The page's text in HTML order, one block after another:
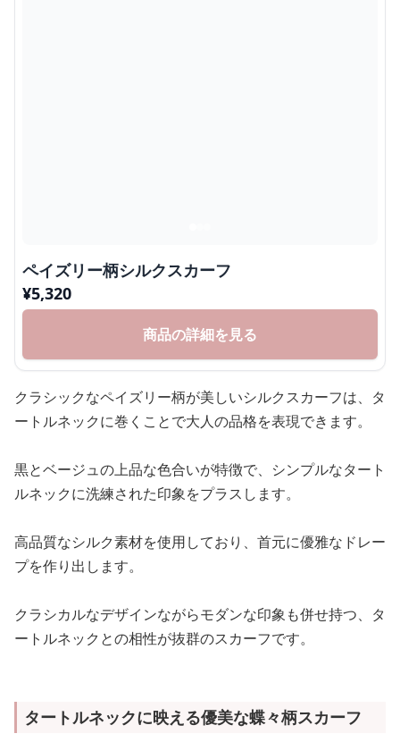
ペイズリー柄シルクスカーフ
¥5,320
商品の詳細を見る
クラシックなペイズリー柄が美しいシルクスカーフは、タ
ートルネックに巻くことで大人の品格を表現できます。
黒とベージュの上品な色合いが特徴で、シンプルなタート
ルネックに洗練された印象をプラスします。
高品質なシルク素材を使用しており、首元に優雅なドレー
プを作り出します。
クラシカルなデザインながらモダンな印象も併せ持つ、タ
ートルネックとの相性が抜群のスカーフです。
タートルネックに映える優美な蝶々柄スカーフ